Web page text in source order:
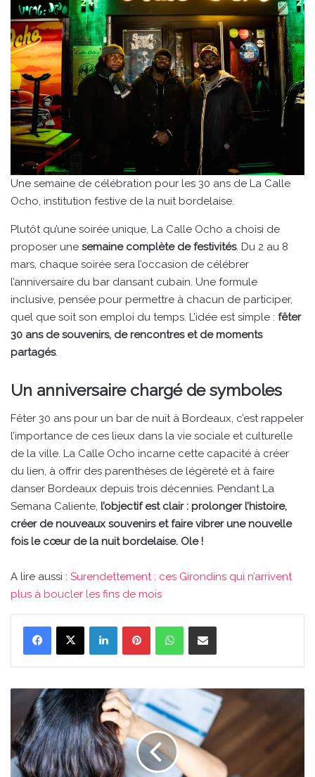
Une semaine de célébration pour les 30 ans de La Calle
Ocho, institution festive de la nuit bordelaise.
Plutôt qu’une soirée unique, La Calle Ocho a choisi de
proposer une semaine complète de festivités. Du 2 au 8
mars, chaque soirée sera l’occasion de célébrer
l’anniversaire du bar dansant cubain. Une formule
inclusive, pensée pour permettre à chacun de participer,
quel que soit son emploi du temps. L’idée est simple : fêter
30 ans de souvenirs, de rencontres et de moments
partagés.
Un anniversaire chargé de symboles
Fêter 30 ans pour un bar de nuit à Bordeaux, c’est rappeler
l’importance de ces lieux dans la vie sociale et culturelle
de la ville. La Calle Ocho incarne cette capacité à créer
du lien, à offrir des parenthèses de légèreté et à faire
danser Bordeaux depuis trois décennies. Pendant La
Semana Caliente, l’objectif est clair : prolonger l’histoire,
créer de nouveaux souvenirs et faire vibrer une nouvelle
fois le cœur de la nuit bordelaise. Ole !
A lire aussi : Surendettement : ces Girondins qui n’arrivent
plus à boucler les fins de mois
LinkedinPinterestWhatsAppPartager par email
Surendettement
ces
Girondins
qui
n'arrivent